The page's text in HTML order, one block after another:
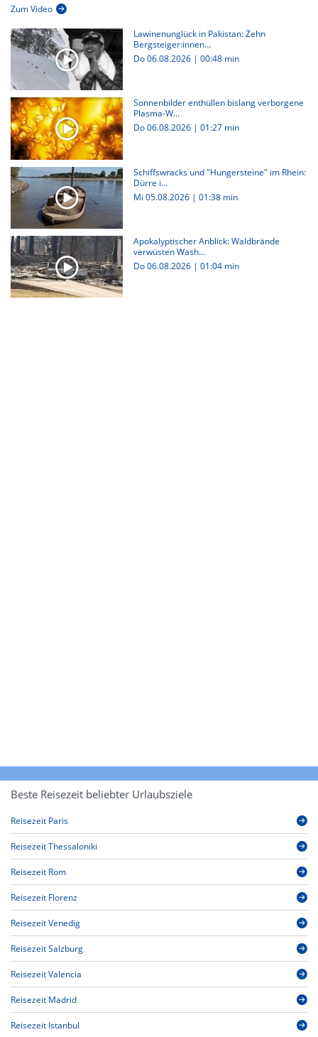
Zum Video
Lawinenunglück in Pakistan: Zehn
Bergsteiger:innen...
Do 06.08.2026 | 00:48 min
Sonnenbilder enthüllen bislang verborgene
Plasma-W...
Do 06.08.2026 | 01:27 min
Schiffswracks und "Hungersteine" im Rhein:
Dürre i...
Mi 05.08.2026 | 01:38 min
Apokalyptischer Anblick: Waldbrände
verwüsten Wash...
Do 06.08.2026 | 01:04 min
Beste Reisezeit beliebter Urlaubsziele
Reisezeit Paris
Reisezeit Thessaloniki
Reisezeit Rom
Reisezeit Florenz
Reisezeit Venedig
Reisezeit Salzburg
Reisezeit Valencia
Reisezeit Madrid
Reisezeit Istanbul